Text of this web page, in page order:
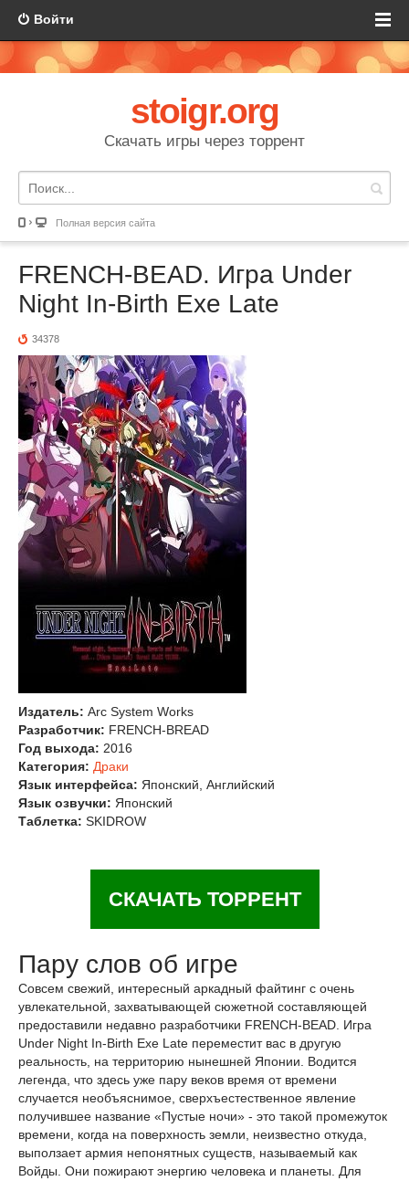
Войти
stoigr.org
Скачать игры через торрент
Полная версия сайта
FRENCH-BEAD. Игра Under
Night In-Birth Exe Late
34378
Издатель: Arc System Works
Разработчик: FRENCH-BREAD
Год выхода: 2016
Категория: Драки
Язык интерфейса: Японский, Английский
Язык озвучки: Японский
Таблетка: SKIDROW
СКАЧАТЬ ТОРРЕНТ
Пару слов об игре
Совсем свежий, интересный аркадный файтинг с очень
увлекательной, захватывающей сюжетной составляющей
предоставили недавно разработчики FRENCH-BEAD. Игра
Under Night In-Birth Exe Late переместит вас в другую
реальность, на территорию нынешней Японии. Водится
легенда, что здесь уже пару веков время от времени
случается необъяснимое, сверхъестественное явление
получившее название «Пустые ночи» - это такой промежуток
времени, когда на поверхность земли, неизвестно откуда,
выползает армия непонятных существ, называемый как
Войды. Они пожирают энергию человека и планеты. Для